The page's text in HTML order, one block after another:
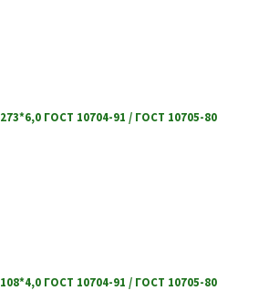
ГОСТ 10704-91 / ГОСТ 10705-80
ГОСТ 10704-91 / ГОСТ 10705-80